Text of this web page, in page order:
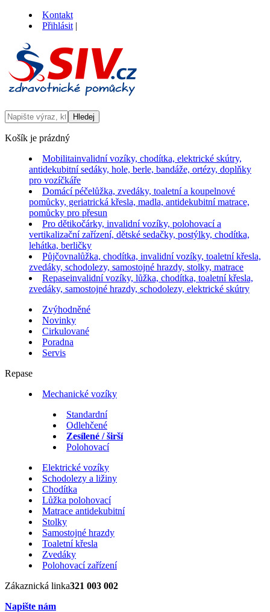
Kontakt
Přihlásit |
Košík je prázdný
Mobilitainvalidní vozíky, chodítka, elektrické skútry,
antidekubitní sedáky, hole, berle, bandáže, ortézy, doplňky
pro vozíčkáře
Domácí péčelůžka, zvedáky, toaletní a koupelnové
pomůcky, geriatrická křesla, madla, antidekubitní matrace,
pomůcky pro přesun
Pro dětikočárky, invalidní vozíky, polohovací a
vertikalizační zařízení, dětské sedačky, postýlky, chodítka,
lehátka, berličky
Půjčovnalůžka, chodítka, invalidní vozíky, toaletní křesla,
zvedáky, schodolezy, samostojné hrazdy, stolky, matrace
Repaseinvalidní vozíky, lůžka, chodítka, toaletní křesla,
zvedáky, samostojné hrazdy, schodolezy, elektrické skútry
Zvýhodněné
Novinky
Cirkulované
Poradna
Servis
Repase
Mechanické vozíky
Standardní
Odlehčené
Zesílené / širší
Polohovací
Elektrické vozíky
Schodolezy a ližiny
Chodítka
Lůžka polohovací
Matrace antidekubitní
Stolky
Samostojné hrazdy
Toaletní křesla
Zvedáky
Polohovací zařízení
Zákaznická linka321 003 002
Napište nám